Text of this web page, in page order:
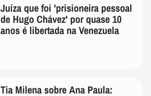
Juíza que foi 'prisioneira pessoal
de Hugo Chávez' por quase 10
anos é libertada na Venezuela
Tia Milena sobre Ana Paula: